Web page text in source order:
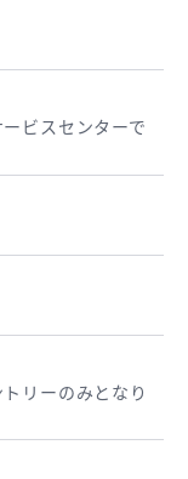
ビスセンターで
リーのみとなり